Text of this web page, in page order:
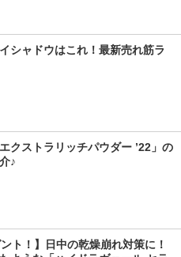
シャドウはこれ！最新売れ筋ラ
クストラリッチパウダー ’22」の
♪
ト！】日中の乾燥崩れ対策に！